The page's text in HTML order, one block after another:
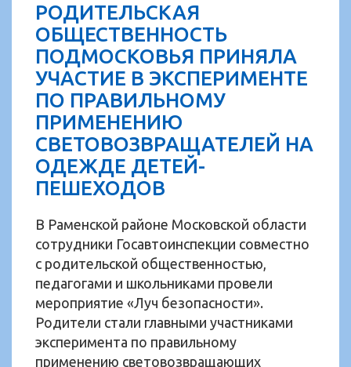
РОДИТЕЛЬСКАЯ
ОБЩЕСТВЕННОСТЬ
ПОДМОСКОВЬЯ ПРИНЯЛА
УЧАСТИЕ В ЭКСПЕРИМЕНТЕ
ПО ПРАВИЛЬНОМУ
ПРИМЕНЕНИЮ
СВЕТОВОЗВРАЩАТЕЛЕЙ НА
ОДЕЖДЕ ДЕТЕЙ-
ПЕШЕХОДОВ
В Раменской районе Московской области
сотрудники Госавтоинспекции совместно
с родительской общественностью,
педагогами и школьниками провели
мероприятие «Луч безопасности».
Родители стали главными участниками
эксперимента по правильному
применению световозвращающих